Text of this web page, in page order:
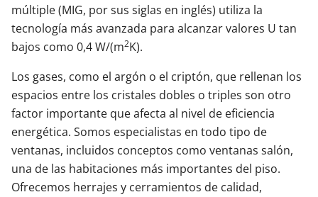
múltiple (MIG, por sus siglas en inglés) utiliza la
tecnología más avanzada para alcanzar valores U tan
bajos como 0,4 W/(m2K).
Los gases, como el argón o el criptón, que rellenan los
espacios entre los cristales dobles o triples son otro
factor importante que afecta al nivel de eficiencia
energética. Somos especialistas en todo tipo de
ventanas, incluidos conceptos como ventanas salón,
una de las habitaciones más importantes del piso.
Ofrecemos herrajes y cerramientos de calidad,